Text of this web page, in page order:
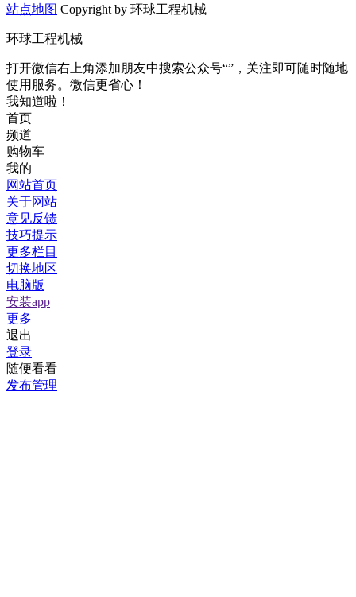
站点地图 Copyright by 环球工程机械
环球工程机械
打开微信右上角添加朋友中搜索公众号“”，关注即可随时随地
使用服务。微信更省心！
我知道啦！
首页
频道
购物车
我的
网站首页
关于网站
意见反馈
技巧提示
更多栏目
切换地区
电脑版
安装app
更多
退出
登录
随便看看
发布管理